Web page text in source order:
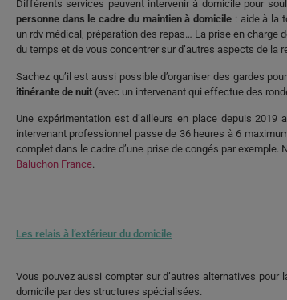
Différents services peuvent intervenir à domicile pour
personne dans le cadre du maintien à domicile : aide à la
un rdv médical, préparation des repas… La prise en
du temps et de vous concentrer sur d’autres aspects de la
Sachez qu’il est aussi possible d’organiser des gardes
itinérante de nuit (avec un intervenant qui effectue des
Une expérimentation est d’ailleurs en place depuis 2019
intervenant professionnel passe de 36 heures à 6
complet dans le cadre d’une prise de congés par
Baluchon France.
Les relais à l’extérieur du domicile
Vous pouvez aussi compter sur d’autres alternatives
domicile par des structures spécialisées.